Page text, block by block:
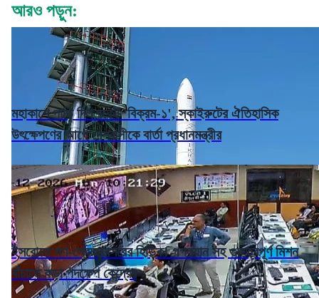
আরও পড়ুন:
মহাকাশে পাড়ি দিল রকেট 'বিক্রম-১', স্কাইরুটের ঐতিহাসিক
উৎক্ষেপণের আগে দেশবাসীকে বার্তা প্রধানমন্ত্রীর
ইসরোতে গণ-স্বেচ্ছাবসরের হিড়িক! গগনযান সহ গুরুত্বপূর্ণ মিশন
বাঁচাতে কড়া পদক্ষেপ কেন্দ্রের